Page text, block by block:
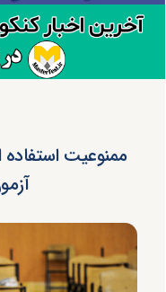
ممنوعیت استفاده